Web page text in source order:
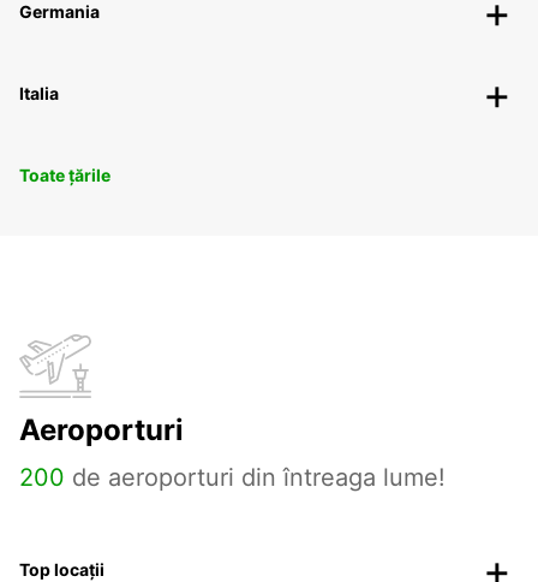
Germania
Italia
Toate țările
Aeroporturi
200 de aeroporturi din întreaga lume!
Top locații